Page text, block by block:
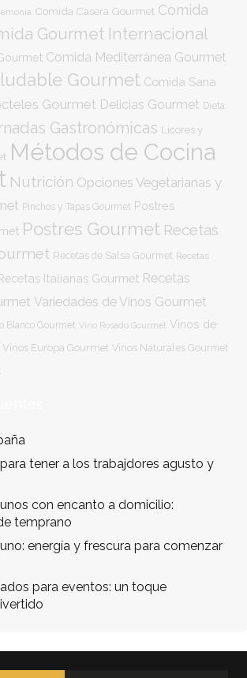
Comida Casera Gourmet Comida
Gourmet Internacional
Comida Mediterránea Gourmet
Gourmet Comida Sana
Gourmet Delicias Gourmet Dieta
Gastronómicas Licores y
Métodos de Cocina
Nutrición Opciones Vegetarianas y
Pinchos y Tapas Gourmet Postres
Postres Gourmet Recetas
Recetas de Salsa Gourmet Recetas
Italianas Gourmet Recetas
Variedades de Vinos Gourmet
Blanco Gourmet Vino Rosado Gourmet Vinos de
Vinos Europa Gourmet Vinos Naturales Gourmet
tener a los trabajdores agusto y
con encanto a domicilio:
temprano
energía y frescura para comenzar
para eventos: un toque